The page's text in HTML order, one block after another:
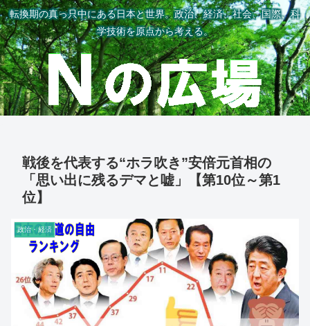
転換期の真っ只中にある日本と世界。政治、経済、社会、国際、科
学技術を原点から考える。
戦後を代表する“ホラ吹き”安倍元首相の
「思い出に残るデマと嘘」【第10位～第1
位】
政治・経済